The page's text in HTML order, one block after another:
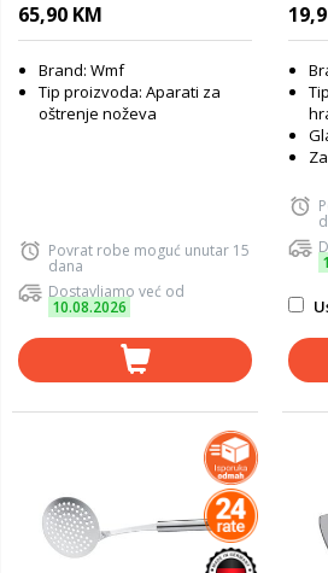
65,90 KM
Brand: Wmf
Tip proizvoda: Aparati za
oštrenje noževa
Povrat robe moguć unutar 15
dana
Dostavljamo već od
10.08.2026